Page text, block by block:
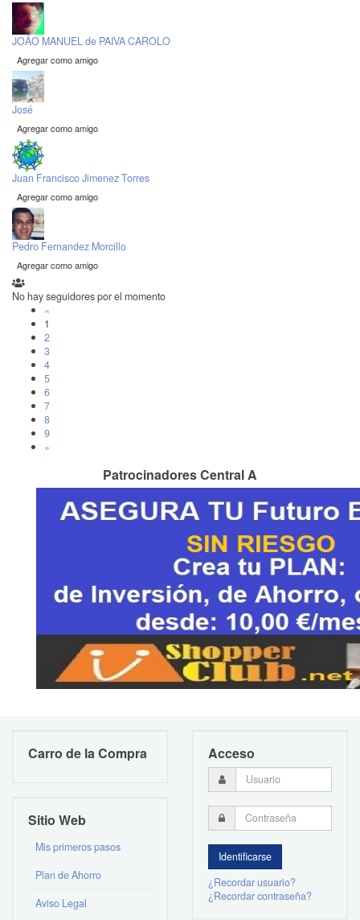
JOÃO MANUEL de PAIVA CAROLO
Agregar como amigo
José
Agregar como amigo
Juan Francisco Jimenez Torres
Agregar como amigo
Pedro Fernandez Morcillo
Agregar como amigo
No hay seguidores por el momento
«
1
2
3
4
5
6
7
8
9
»
Patrocinadores Central A
Carro de la Compra
Sitio Web
Mis primeros pasos
Plan de Ahorro
Aviso Legal
Acceso
¿Recordar usuario?
¿Recordar contraseña?